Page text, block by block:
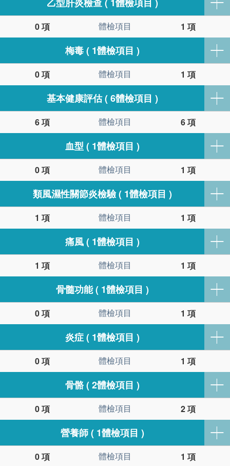
體檢項目
梅毒 ( 1體檢項目 )
體檢項目
基本健康評估 ( 6體檢項目 )
體檢項目
血型 ( 1體檢項目 )
體檢項目
類風濕性關節炎檢驗 ( 1體檢項目 )
體檢項目
痛風 ( 1體檢項目 )
體檢項目
骨髓功能 ( 1體檢項目 )
體檢項目
炎症 ( 1體檢項目 )
體檢項目
骨骼 ( 2體檢項目 )
體檢項目
營養師 ( 1體檢項目 )
體檢項目
0 項 1 項
0 項 1 項
6 項 6 項
0 項 1 項
1 項 1 項
1 項 1 項
0 項 1 項
0 項 1 項
0 項 2 項
0 項 1 項